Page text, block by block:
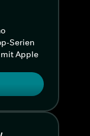
Serien
Apple